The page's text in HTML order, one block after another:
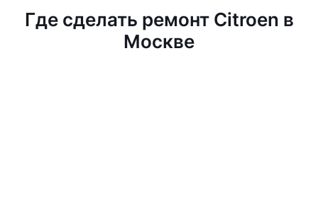
Где сделать ремонт Citroen в
Москве